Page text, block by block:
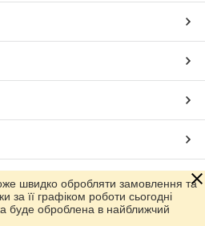
Prom.ua
швидко обробляти замовлення та
за її графіком роботи сьогодні
буде оброблена в найближчий